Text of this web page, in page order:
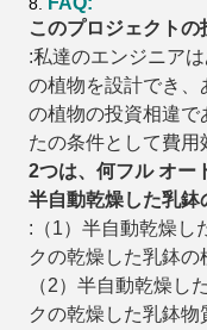
このプロジェクトの
:私達のエンジニア
の植物を設計でき、
の植物の投資相違で
たの条件として費用
2つは、何フル オー
半自動乾燥した乳鉢
:（1）半自動乾燥し
クの乾燥した乳鉢の
（2）半自動乾燥し
クの乾燥した乳鉢